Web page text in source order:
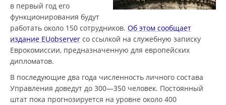
в первый год его
функционирования будут
работать около 150 сотрудников. Об этом сообщает
издание EUobserver со ссылкой на служебную записку
Еврокомиссии, предназначенную для европейских
дипломатов.
В последующие два года численность личного состава
Управления доведут до 300—350 человек. Постоянный
штат пока прогнозируется на уровне около 400